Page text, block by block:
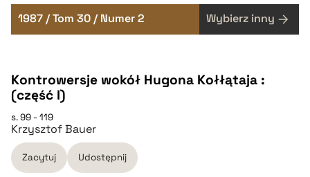
1987 / Tom 30 / Numer 2 Wybierz inny
Kontrowersje wokół Hugona Kołłątaja :
(część I)
s. 99 - 119
Krzysztof Bauer
Zacytuj Udostępnij